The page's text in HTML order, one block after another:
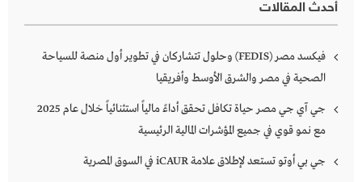
أحدث المقالات
فيكسد مصر (FEDIS) وحلول تتشاركان في تطوير أول منصة للسياحة
الصحية في مصر والشرق الأوسط وأفريقيا
جي آي جي مصر حياة تكافل تحقق أداءً مالياً استثنائياً خلال عام 2025
مع نمو قوي في جميع المؤشرات المالية الرئيسية
جي بي أوتو تستعد لإطلاق علامة iCAUR في السوق المصرية